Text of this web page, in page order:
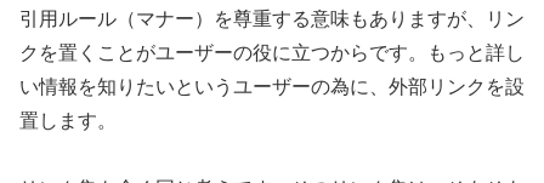
引用ルール（マナー）を尊重する意味もありますが、リン
クを置くことがユーザーの役に立つからです。もっと詳し
い情報を知りたいというユーザーの為に、外部リンクを設
置します。